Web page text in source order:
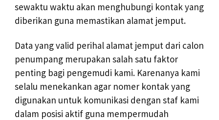
sewaktu waktu akan menghubungi kontak yang
diberikan guna memastikan alamat jemput.
Data yang valid perihal alamat jemput dari calon
penumpang merupakan salah satu faktor
penting bagi pengemudi kami. Karenanya kami
selalu menekankan agar nomer kontak yang
digunakan untuk komunikasi dengan staf kami
dalam posisi aktif guna mempermudah